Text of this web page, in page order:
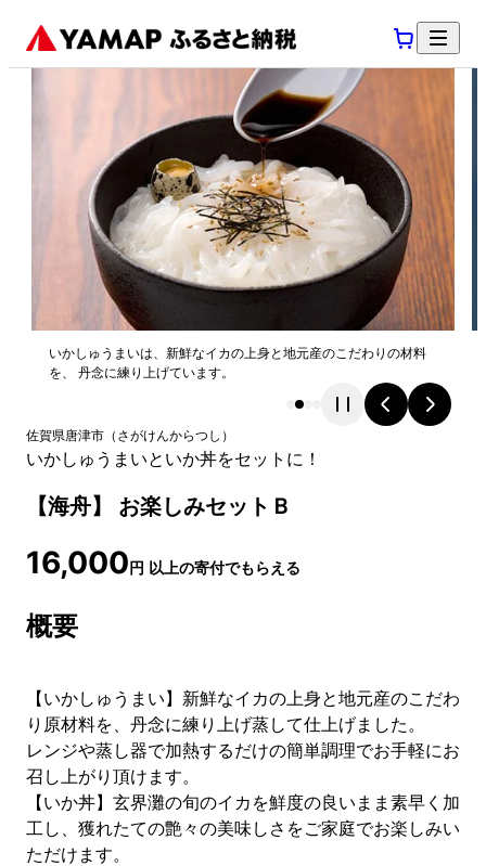
いかしゅうまいは、新鮮なイカの上身と地元産のこだわりの材料
を、 丹念に練り上げています。
佐賀県唐津市 （ さがけんからつし ）
いかしゅうまいといか丼をセットに！
【海舟】 お楽しみセットＢ
16,000円 以上の寄付でもらえる
概要
【いかしゅうまい】新鮮なイカの上身と地元産のこだわ
り原材料を、丹念に練り上げ蒸して仕上げました。
レンジや蒸し器で加熱するだけの簡単調理でお手軽にお
召し上がり頂けます。
【いか丼】玄界灘の旬のイカを鮮度の良いまま素早く加
工し、獲れたての艶々の美味しさをご家庭でお楽しみい
ただけます。